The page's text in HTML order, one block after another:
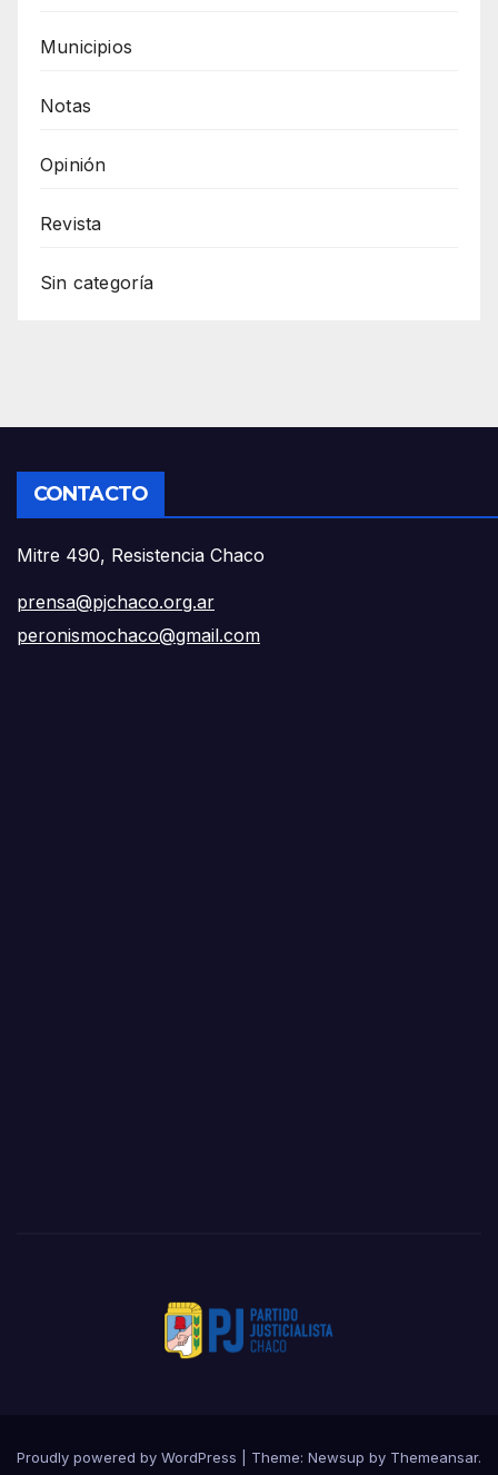
Municipios
Notas
Opinión
Revista
Sin categoría
CONTACTO
Mitre 490, Resistencia Chaco
prensa@pjchaco.org.ar
peronismochaco@gmail.com
Proudly powered by WordPress Theme: Newsup by Themeansar.